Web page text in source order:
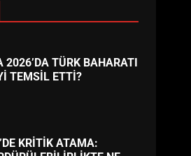
2026’DA TÜRK BAHARATI
TEMSİL ETTİ?
KRİTİK ATAMA: